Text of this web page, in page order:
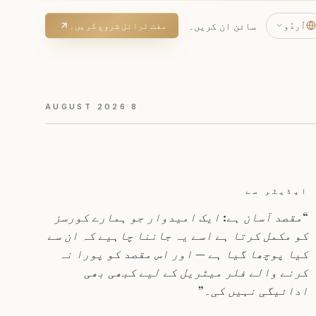
اُردُو سائن ان کریں۔ مفت ٹرائل شروع کریں۔
8
AUGUST 2026
ایڈیٹر سے
“مقصد آسان ہے: ایک امیدوار جو ہمارے کورسز
کو مکمل کرتا ہے اسے یہ جاننا چاہیے کہ ان سے
کیا پوچھا گیا ہے — اور اس مقصد کو پورا نہ
کرنے والے فلر میٹریل کے لیے کبھی بھی
ادائیگی نہیں کی۔ ”